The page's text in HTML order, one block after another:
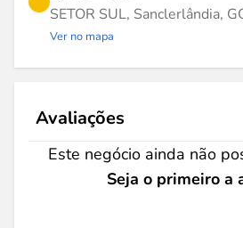
SETOR SUL, Sanclerlândia,
Ver no mapa
Avaliações
Este negócio ainda não
Seja o primeiro a